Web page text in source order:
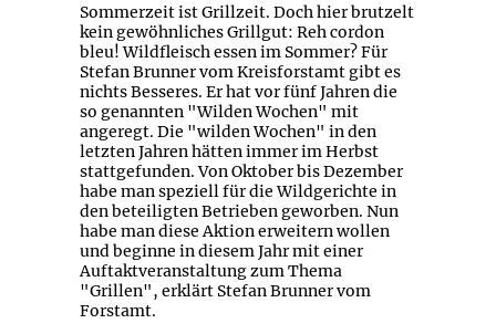
Sommerzeit ist Grillzeit. Doch hier brutzelt
kein gewöhnliches Grillgut: Reh cordon
bleu! Wildfleisch essen im Sommer? Für
Stefan Brunner vom Kreisforstamt gibt es
nichts Besseres. Er hat vor fünf Jahren die
so genannten "Wilden Wochen" mit
angeregt. Die "wilden Wochen" in den
letzten Jahren hätten immer im Herbst
stattgefunden. Von Oktober bis Dezember
habe man speziell für die Wildgerichte in
den beteiligten Betrieben geworben. Nun
habe man diese Aktion erweitern wollen
und beginne in diesem Jahr mit einer
Auftaktveranstaltung zum Thema
"Grillen", erklärt Stefan Brunner vom
Forstamt.